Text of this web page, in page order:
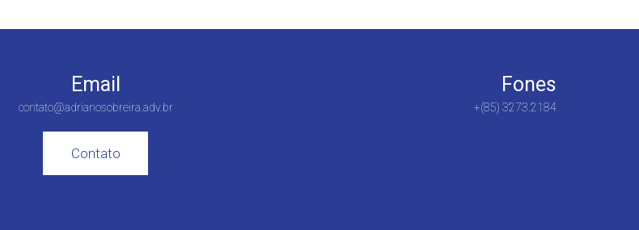
Email
contato@adrianosobreira.adv.br
Contato
Fones
+(85) 3273.2184